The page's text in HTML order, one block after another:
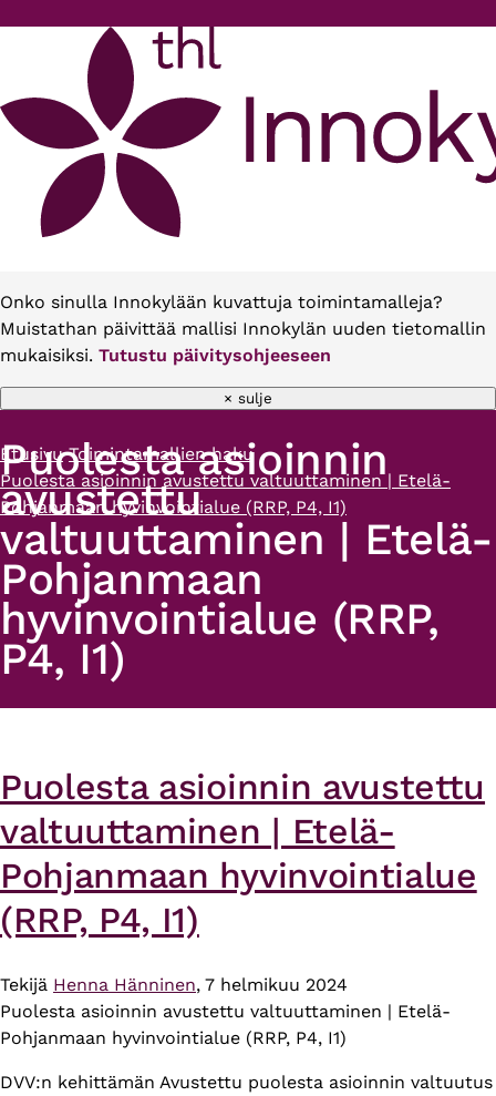
Onko sinulla Innokylään kuvattuja toimintamalleja?
Muistathan päivittää mallisi Innokylän uuden tietomallin
mukaisiksi. Tutustu päivitysohjeeseen
× sulje
Murupolku
Etusivu Toimintamallien haku
Puolesta asioinnin avustettu valtuuttaminen | Etelä-
Pohjanmaan hyvinvointialue (RRP, P4, I1)
Puolesta asioinnin
avustettu
valtuuttaminen | Etelä-
Pohjanmaan
hyvinvointialue (RRP,
P4, I1)
Puolesta asioinnin avustettu
valtuuttaminen | Etelä-
Pohjanmaan hyvinvointialue
(RRP, P4, I1)
Tekijä Henna Hänninen, 7 helmikuu 2024
Puolesta asioinnin avustettu valtuuttaminen | Etelä-
Pohjanmaan hyvinvointialue (RRP, P4, I1)
DVV:n kehittämän Avustettu puolesta asioinnin valtuutus